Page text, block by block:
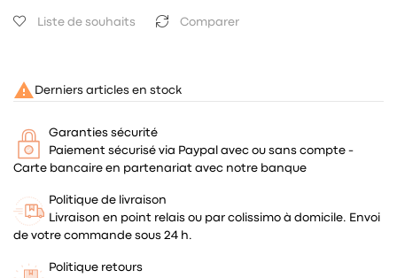
Liste de souhaits Comparer
 Derniers articles en stock
Garanties sécurité
Paiement sécurisé via Paypal avec ou sans compte -
Carte bancaire en partenariat avec notre banque
Politique de livraison
Livraison en point relais ou par colissimo à domicile. Envoi
de votre commande sous 24 h.
Politique retours